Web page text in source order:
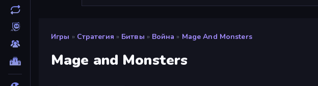
Игры » Стратегия » Битвы » Война » Mage And Monsters
Mage and Monsters